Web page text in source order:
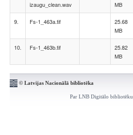
izaugu_clean.wav
MB
9. Fs-1_463a.tif
25.68
MB
10. Fs-1_463b.tif
25.82
MB
© Latvijas Nacionālā bibliotēka
Par LNB Digitālo bibliotēku